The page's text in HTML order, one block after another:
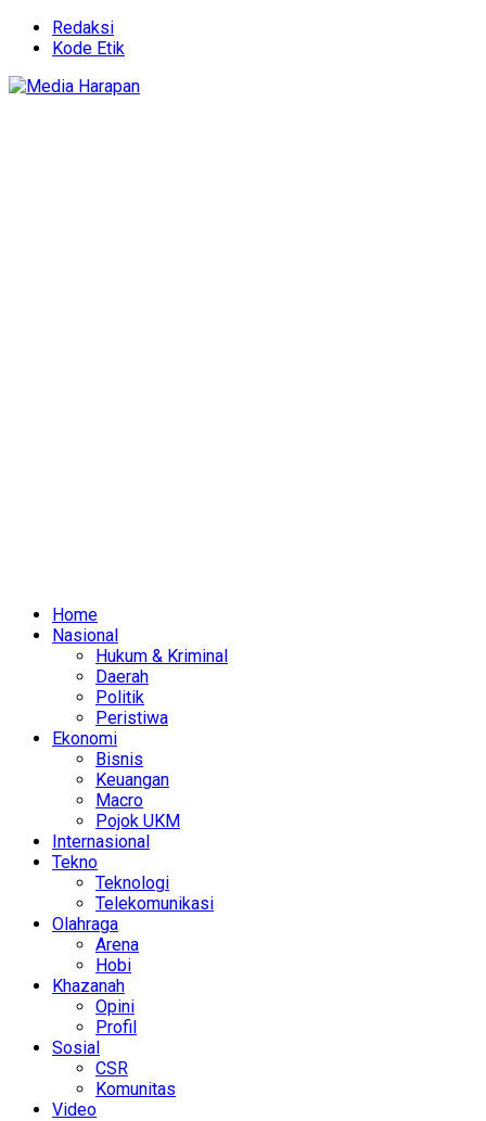
Redaksi
Kode Etik
Home
Nasional
Hukum & Kriminal
Daerah
Politik
Peristiwa
Ekonomi
Bisnis
Keuangan
Macro
Pojok UKM
Internasional
Tekno
Teknologi
Telekomunikasi
Olahraga
Arena
Hobi
Khazanah
Opini
Profil
Sosial
CSR
Komunitas
Video